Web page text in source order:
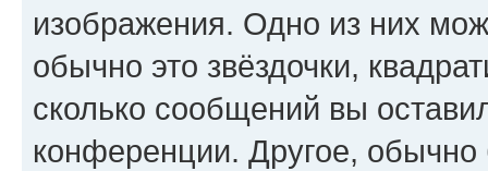
изображения. Одно из них
обычно это звёздочки,
сколько сообщений вы
конференции. Другое,